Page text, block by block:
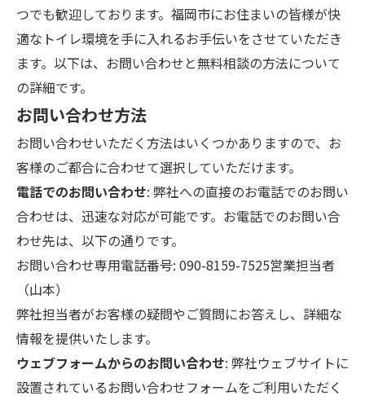
つでも歓迎しております。福岡市にお住まいの皆様が快
適なトイレ環境を手に入れるお手伝いをさせていただき
ます。以下は、お問い合わせと無料相談の方法について
の詳細です。
お問い合わせ方法
お問い合わせいただく方法はいくつかありますので、お
客様のご都合に合わせて選択していただけます。
電話でのお問い合わせ: 弊社への直接のお電話でのお問い
合わせは、迅速な対応が可能です。お電話でのお問い合
わせ先は、以下の通りです。
お問い合わせ専用電話番号: 090-8159-7525営業担当者
（山本）
弊社担当者がお客様の疑問やご質問にお答えし、詳細な
情報を提供いたします。
ウェブフォームからのお問い合わせ: 弊社ウェブサイトに
設置されているお問い合わせフォームをご利用いただく